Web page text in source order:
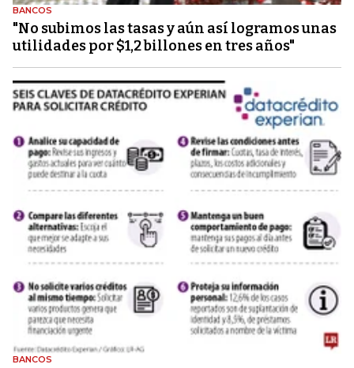
BANCOS
"No subimos las tasas y aún así logramos unas
utilidades por $1,2 billones en tres años"
BANCOS